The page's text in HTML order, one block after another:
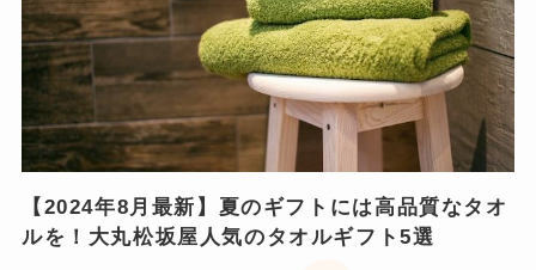
【2024年8月最新】夏のギフトには高品質なタオ
ルを！大丸松坂屋人気のタオルギフト5選